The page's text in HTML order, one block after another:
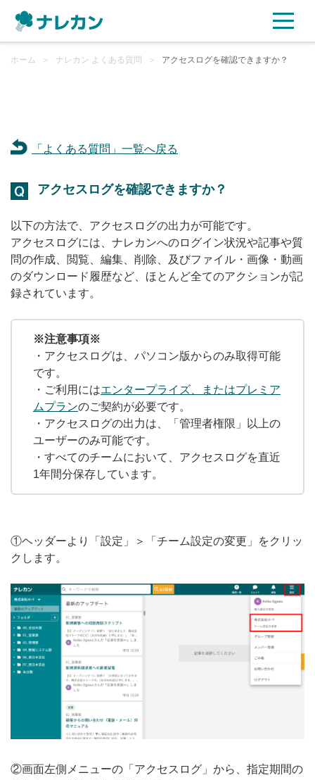
ご利用プラン
よくある質問
資料ダウンロード
無料トライアル
ログイン
ホーム ＞ ナレカン よくある質問 ＞ アクセスログを確認できますか？
「よくある質問」一覧へ戻る
アクセスログを確認できますか？
以下の方法で、アクセスログの出力が可能です。
アクセスログには、ナレカンへのログイン状況や記事や質
問の作成、閲覧、編集、削除、及びファイル・画像・動画
のダウンロード履歴など、ほとんど全てのアクションが記
録されています。
※注意事項※
・アクセスログは、パソコン版からのみ取得可能
です。
・ご利用にはエンタープライズ、またはプレミア
ムプランのご契約が必要です。
・アクセスログの出力は、「管理者権限」以上の
ユーザーのみ可能です。
・すべてのチームにおいて、アクセスログを直近
1年間分保存しています。
①ヘッダーより「設定」＞「チーム設定の変更」をクリッ
クします。
②画面左側メニューの「アクセスログ」から、指定期間の